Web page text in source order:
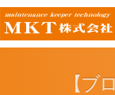
【ブ